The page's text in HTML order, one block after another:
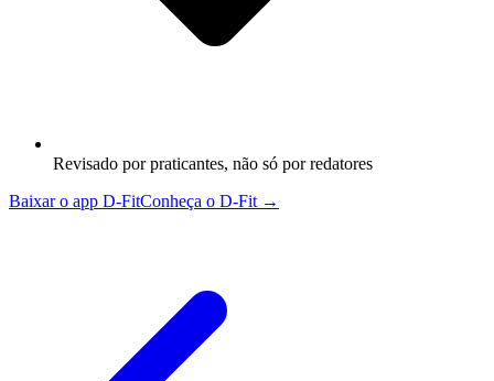
Revisado por praticantes, não só por redatores
Baixar o app D-FitConheça o D-Fit →